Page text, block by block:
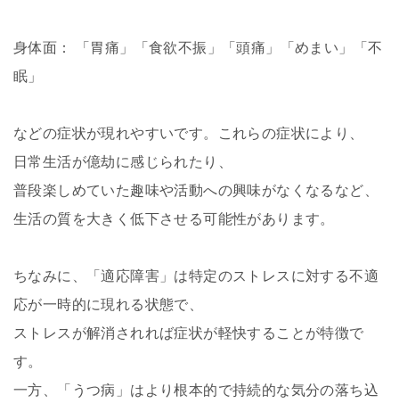
身体面： 「胃痛」「食欲不振」「頭痛」「めまい」「不
眠」
などの症状が現れやすいです。これらの症状により、
日常生活が億劫に感じられたり、
普段楽しめていた趣味や活動への興味がなくなるなど、
生活の質を大きく低下させる可能性があります。
ちなみに、「適応障害」は特定のストレスに対する不適
応が一時的に現れる状態で、
ストレスが解消されれば症状が軽快することが特徴で
す。
一方、「うつ病」はより根本的で持続的な気分の落ち込